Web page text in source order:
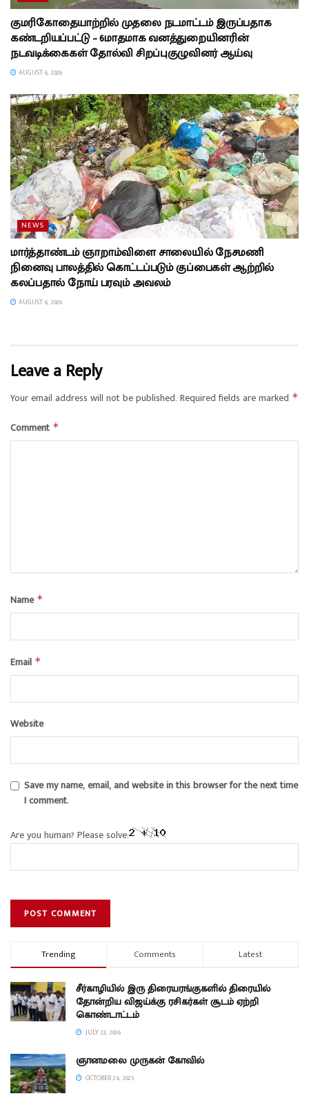
குமரிகோதையாற்றில் முதலை நடமாட்டம் இருப்பதாக
கண்டறியப்பட்டு – 6மாதமாக வனத்துறையினரின்
நடவடிக்கைகள் தோல்வி சிறப்புகுழுவினர் ஆய்வு
AUGUST 6, 2026
NEWS
மார்த்தாண்டம் ஞாறாம்விளை சாலையில் நேசமணி
நினைவு பாலத்தில் கொட்டப்படும் குப்பைகள் ஆற்றில்
கலப்பதால் நோய் பரவும் அவலம்
AUGUST 6, 2026
Leave a Reply
Your email address will not be published. Required fields are marked *
Comment *
Name *
Email *
Website
Save my name, email, and website in this browser for the next time
I comment.
Are you human? Please solve:
Trending Comments Latest
சீர்காழியில் இரு திரையரங்குகளில் திரையில்
தோன்றிய விஜய்க்கு ரசிகர்கள் சூடம் ஏற்றி
கொண்டாட்டம்
JULY 23, 2026
ஞானமலை முருகன் கோவில்
OCTOBER 24, 2025